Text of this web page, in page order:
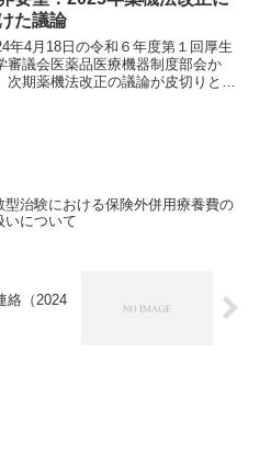
等の取扱いに...
た議論
年4月18日の令和６年度第１回厚生
審議会医薬品医療機器制度部会か
次期薬機法改正の議論が皮切りとな
型治験における保険外併用療養費の
いについて
絡（2024